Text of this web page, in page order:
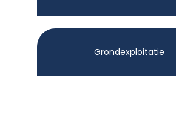
Grondexploitatie